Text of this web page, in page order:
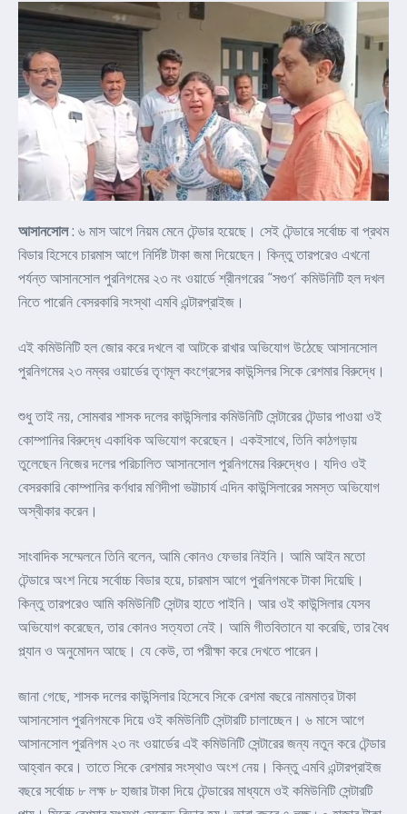
আসানসোল: ৬ মাস আগে নিয়ম মেনে টেন্ডার হয়েছে। সেই টেন্ডারে সর্বোচ্চ বা প্রথম
বিডার হিসেবে চারমাস আগে নির্দিষ্ট টাকা জমা দিয়েছেন। কিন্তু তারপরেও এখনো
পর্যন্ত আসানসোল পুরনিগমের ২৩ নং ওয়ার্ডে শ্রীনগরের “সগুণ’ কমিউনিটি হল দখল
নিতে পারেনি বেসরকারি সংস্থা এমবি এন্টারপ্রাইজ।
এই কমিউনিটি হল জোর করে দখলে বা আটকে রাখার অভিযোগ উঠেছে আসানসোল
পুরনিগমের ২৩ নম্বর ওয়ার্ডের তৃণমূল কংগ্রেসের কাউন্সিলর সিকে রেশমার বিরুদ্ধে।
শুধু তাই নয়, সোমবার শাসক দলের কাউন্সিলার কমিউনিটি সেন্টারের টেন্ডার পাওয়া ওই
কোম্পানির বিরুদ্ধে একাধিক অভিযোগ করেছেন। একইসাথে, তিনি কাঠগড়ায়
তুলেছেন নিজের দলের পরিচালিত আসানসোল পুরনিগমের বিরুদ্ধেও। যদিও ওই
বেসরকারি কোম্পানির কর্ণধার মণিদীপা ভট্টাচার্য এদিন কাউন্সিলারের সমস্ত অভিযোগ
অস্বীকার করেন।
সাংবাদিক সম্মেলনে তিনি বলেন, আমি কোনও ফেভার নিইনি। আমি আইন মতো
টেন্ডারে অংশ নিয়ে সর্বোচ্চ বিডার হয়ে, চারমাস আগে পুরনিগমকে টাকা দিয়েছি।
কিন্তু তারপরেও আমি কমিউনিটি সেন্টার হাতে পাইনি। আর ওই কাউন্সিলার যেসব
অভিযোগ করেছেন, তার কোনও সত্যতা নেই। আমি গীতবিতানে যা করেছি, তার বৈধ
প্ল্যান ও অনুমোদন আছে। যে কেউ, তা পরীক্ষা করে দেখতে পারেন।
জানা গেছে, শাসক দলের কাউন্সিলার হিসেবে সিকে রেশমা বছরে নামমাত্র টাকা
আসানসোল পুরনিগমকে দিয়ে ওই কমিউনিটি সেন্টারটি চালাচ্ছেন। ৬ মাসে আগে
আসানসোল পুরনিগম ২৩ নং ওয়ার্ডের এই কমিউনিটি সেন্টারের জন্য নতুন করে টেন্ডার
আহ্বান করে। তাতে সিকে রেশমার সংস্থাও অংশ নেয়। কিন্তু এমবি এন্টারপ্রাইজ
বছরে সর্বোচ্চ ৮ লক্ষ ৮ হাজার টাকা দিয়ে টেন্ডারের মাধ্যমে ওই কমিউনিটি সেন্টারটি